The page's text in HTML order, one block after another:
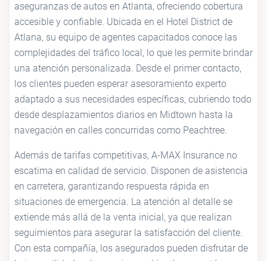
aseguranzas de autos en Atlanta, ofreciendo cobertura
accesible y confiable. Ubicada en el Hotel District de
Atlana, su equipo de agentes capacitados conoce las
complejidades del tráfico local, lo que les permite brindar
una atención personalizada. Desde el primer contacto,
los clientes pueden esperar asesoramiento experto
adaptado a sus necesidades específicas, cubriendo todo
desde desplazamientos diarios en Midtown hasta la
navegación en calles concurridas como Peachtree.
Además de tarifas competitivas, A-MAX Insurance no
escatima en calidad de servicio. Disponen de asistencia
en carretera, garantizando respuesta rápida en
situaciones de emergencia. La atención al detalle se
extiende más allá de la venta inicial, ya que realizan
seguimientos para asegurar la satisfacción del cliente.
Con esta compañía, los asegurados pueden disfrutar de